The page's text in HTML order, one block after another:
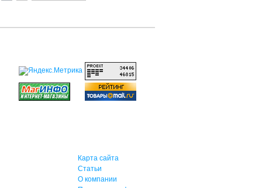
Карта сайта
Статьи
О компании